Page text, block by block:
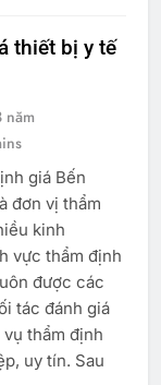
thiết bị y tế
năm
giá Bến
đơn vị thẩm
kinh
vực thẩm định
được các
tác đánh giá
thẩm định
uy tín. Sau